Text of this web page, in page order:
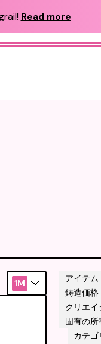
Read more
アイテ
鋳造価格
クリエ
固有の所
カテゴ
1M